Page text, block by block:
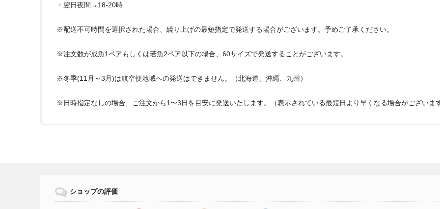
・翌日夜間→18-20時
※配送不可時間を選択された場合、繰り上げの最短指定で発送する場合がございます。予めご了承ください。
※注文数が成魚1ペアもしくは若魚2ペア以下の場合、60サイズで発送することがございます。
※冬季(11月～3月)は航空便地域への発送はできません。（北海道、沖縄、九州）
※日時指定なしの場合、ご注文から1〜3日を目安に発送いたします。（表示されている最短日より早くなる場合がございま
ショップの評価